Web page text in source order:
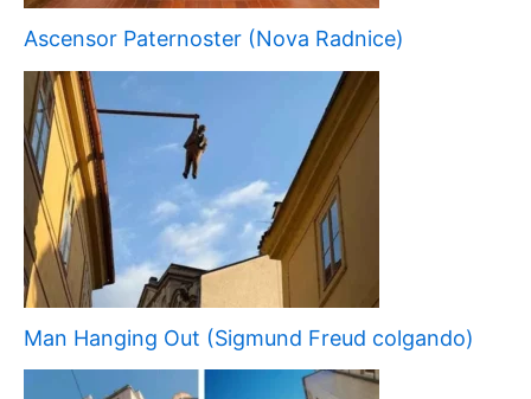
Ascensor Paternoster (Nova Radnice)
Man Hanging Out (Sigmund Freud colgando)